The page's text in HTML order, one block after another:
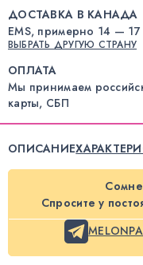
ДОСТАВКА В КАНАДА
EMS, примерно 14 — 17
ВЫБРАТЬ ДРУГУЮ СТРАНУ
ОПЛАТА
Мы принимаем
карты, СБП
ОПИСАНИЕ
Спросите у